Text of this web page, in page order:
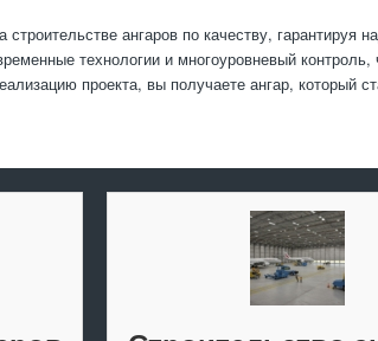
ангаров по качеству,
технологии и многоуровневый
проекта, вы получаете ангар, который